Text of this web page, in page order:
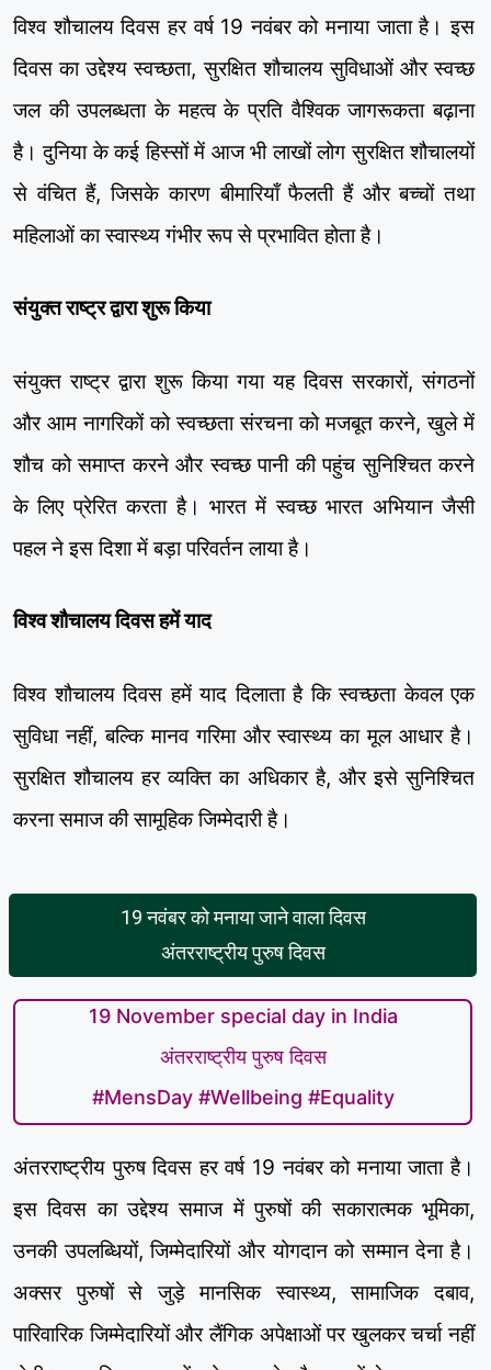
विश्व शौचालय दिवस हर वर्ष 19 नवंबर को मनाया जाता है। इस
दिवस का उद्देश्य स्वच्छता, सुरक्षित शौचालय सुविधाओं और स्वच्छ
जल की उपलब्धता के महत्व के प्रति वैश्विक जागरूकता बढ़ाना
है। दुनिया के कई हिस्सों में आज भी लाखों लोग सुरक्षित शौचालयों
से वंचित हैं, जिसके कारण बीमारियाँ फैलती हैं और बच्चों तथा
महिलाओं का स्वास्थ्य गंभीर रूप से प्रभावित होता है।
संयुक्त राष्ट्र द्वारा शुरू किया
संयुक्त राष्ट्र द्वारा शुरू किया गया यह दिवस सरकारों, संगठनों
और आम नागरिकों को स्वच्छता संरचना को मजबूत करने, खुले में
शौच को समाप्त करने और स्वच्छ पानी की पहुंच सुनिश्चित करने
के लिए प्रेरित करता है। भारत में स्वच्छ भारत अभियान जैसी
पहल ने इस दिशा में बड़ा परिवर्तन लाया है।
विश्व शौचालय दिवस हमें याद
विश्व शौचालय दिवस हमें याद दिलाता है कि स्वच्छता केवल एक
सुविधा नहीं, बल्कि मानव गरिमा और स्वास्थ्य का मूल आधार है।
सुरक्षित शौचालय हर व्यक्ति का अधिकार है, और इसे सुनिश्चित
करना समाज की सामूहिक जिम्मेदारी है।
19 नवंबर को मनाया जाने वाला दिवस
अंतरराष्ट्रीय पुरुष दिवस
19 November special day in India
अंतरराष्ट्रीय पुरुष दिवस
#MensDay #Wellbeing #Equality
अंतरराष्ट्रीय पुरुष दिवस हर वर्ष 19 नवंबर को मनाया जाता है।
इस दिवस का उद्देश्य समाज में पुरुषों की सकारात्मक भूमिका,
उनकी उपलब्धियों, जिम्मेदारियों और योगदान को सम्मान देना है।
अक्सर पुरुषों से जुड़े मानसिक स्वास्थ्य, सामाजिक दबाव,
पारिवारिक जिम्मेदारियों और लैंगिक अपेक्षाओं पर खुलकर चर्चा नहीं